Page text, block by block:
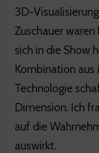
3D-
Zuschauer
sich in die Show
Kombination aus
Technologie
Dimension. Ich
auf die
auswirkt.